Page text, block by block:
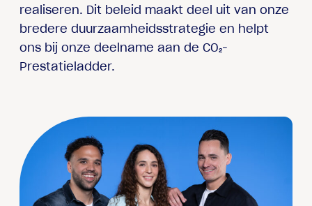
realiseren. Dit beleid maakt deel uit van onze
bredere duurzaamheidsstrategie en helpt
ons bij onze deelname aan de CO₂-
Prestatieladder.